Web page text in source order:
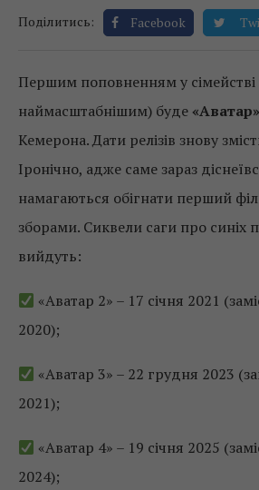
Поділитись: Facebook
Першим поповненням у сімействі
наймасштабнішим) буде «Аватар»
Кемерона. Дати релізів знову
Іронічно, адже саме зараз
намагаються обігнати перший
зборами. Сиквели саги про синіх
вийдуть:
«Аватар 2» – 17 січня 2021
2020);
«Аватар 3» – 22 грудня 2023
2021);
«Аватар 4» – 19 січня 2025
2024);